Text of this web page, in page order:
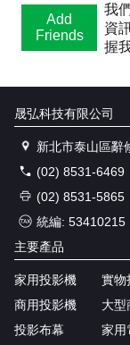
Add
Friends
我
資
握
晟弘科技有限公司
新北市泰山區辭
(02) 8531-6469
(02) 8531-5865
統編: 53410215
主要產品
家用投影機
商用投影機
投影布幕
實物
大型
家用